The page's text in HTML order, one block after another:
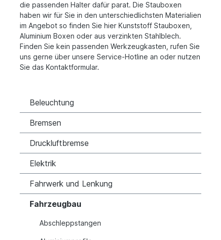
die passenden Halter dafür parat. Die Stauboxen
haben wir für Sie in den unterschiedlichsten Materialien
im Angebot so finden Sie hier Kunststoff Stauboxen,
Aluminium Boxen oder aus verzinkten Stahlblech.
Finden Sie kein passenden Werkzeugkasten, rufen Sie
uns gerne über unsere Service-Hotline an oder nutzen
Sie das Kontaktformular.
Beleuchtung
Bremsen
Druckluftbremse
Elektrik
Fahrwerk und Lenkung
Fahrzeugbau
Abschleppstangen